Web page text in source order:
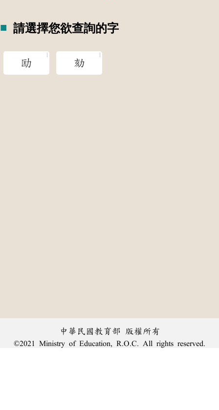
請選擇您欲查詢的字
劻 劾
中華民國教育部 版權所有
©2021 Ministry of Education, R.O.C. All rights reserved.